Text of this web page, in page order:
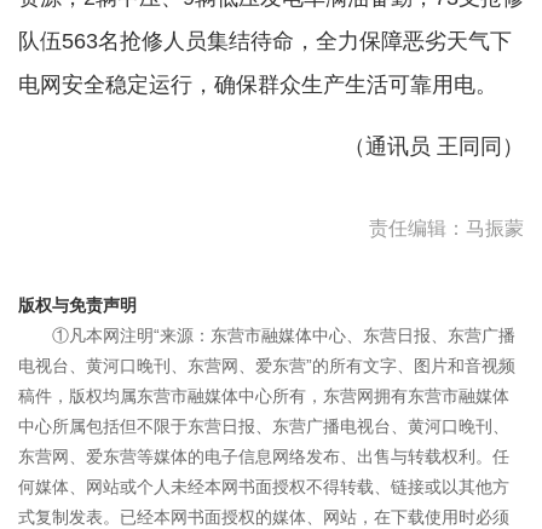
队伍563名抢修人员集结待命，全力保障恶劣天气下
电网安全稳定运行，确保群众生产生活可靠用电。
（通讯员 王同同）
责任编辑：马振蒙
版权与免责声明
①凡本网注明“来源：东营市融媒体中心、东营日报、东营广播
电视台、黄河口晚刊、东营网、爱东营”的所有文字、图片和音视频
稿件，版权均属东营市融媒体中心所有，东营网拥有东营市融媒体
中心所属包括但不限于东营日报、东营广播电视台、黄河口晚刊、
东营网、爱东营等媒体的电子信息网络发布、出售与转载权利。任
何媒体、网站或个人未经本网书面授权不得转载、链接或以其他方
式复制发表。已经本网书面授权的媒体、网站，在下载使用时必须